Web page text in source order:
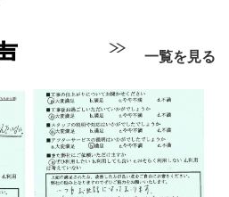
一覧を見る